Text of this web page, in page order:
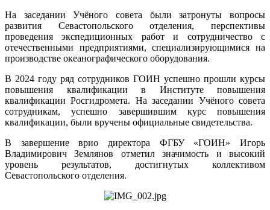
На заседании Учёного совета были затронуты вопросы
развития Севастопольского отделения, перспективы
проведения экспедиционных работ и сотрудничество с
отечественными предприятиями, специализирующимися на
производстве океанографического оборудования.
В 2024 году ряд сотрудников ГОИН успешно прошли курсы
повышения квалификации в Институте повышения
квалификации Росгидромета. На заседании Учёного совета
сотрудникам, успешно завершившим курс повышения
квалификации, были вручены официальные свидетельства.
В завершение врио директора ФГБУ «ГОИН» Игорь
Владимирович Землянов отметил значимость и высокий
уровень результатов, достигнутых коллективом
Севастопольского отделения.